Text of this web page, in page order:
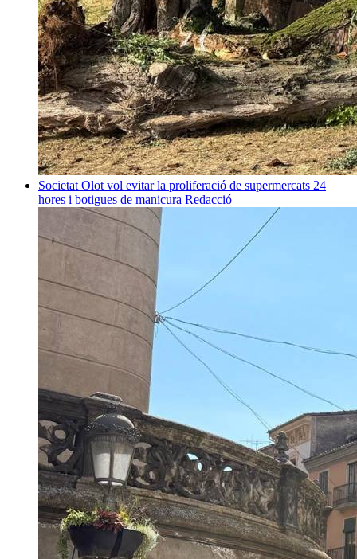
Societat Olot vol evitar la proliferació de supermercats 24
hores i botigues de manicura Redacció